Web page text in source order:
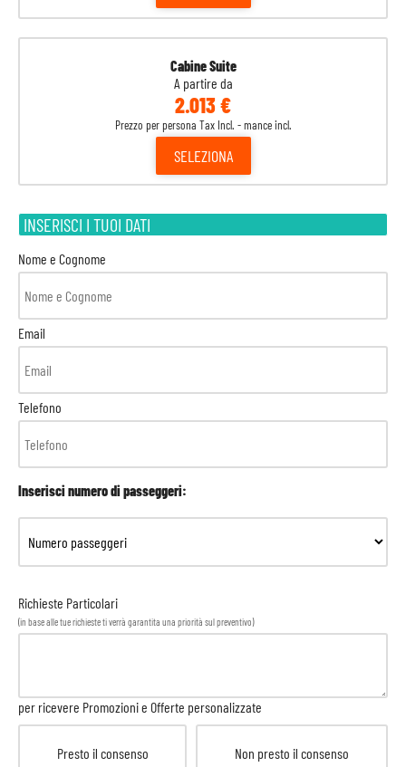
Cabine Suite
A partire da
2.013 €
Prezzo per persona Tax Incl. - mance incl.
SELEZIONA
INSERISCI I TUOI DATI
Nome e Cognome
Email
Telefono
Inserisci numero di passeggeri:
Richieste Particolari
(in base alle tue richieste ti verrà garantita una priorità sul preventivo)
per ricevere Promozioni e Offerte personalizzate
Presto il consenso Non presto il consenso